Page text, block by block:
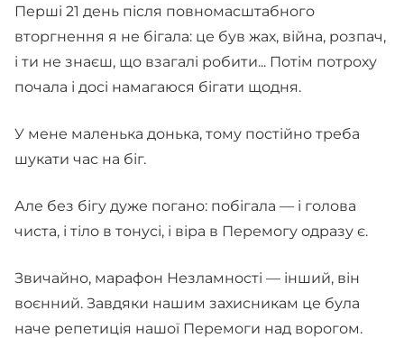
Перші 21 день після повномасштабного
вторгнення я не бігала: це був жах, війна, розпач,
і ти не знаєш, що взагалі робити... Потім потроху
почала і досі намагаюся бігати щодня.
У мене маленька донька, тому постійно треба
шукати час на біг.
Але без бігу дуже погано: побігала — і голова
чиста, і тіло в тонусі, і віра в Перемогу одразу є.
Звичайно, марафон Незламності — інший, він
воєнний. Завдяки нашим захисникам це була
наче репетиція нашої Перемоги над ворогом.